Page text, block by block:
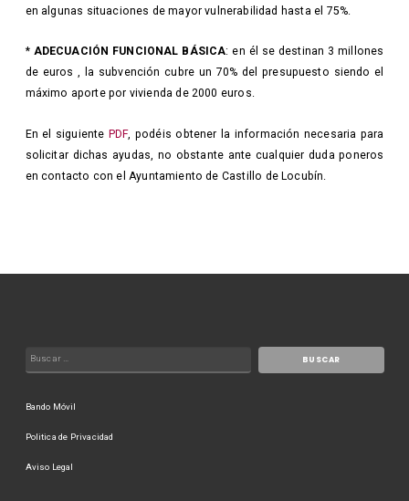
en algunas situaciones de mayor vulnerabilidad hasta el 75%.
*ADECUACIÓN FUNCIONAL BÁSICA: en él se destinan 3 millones
de euros , la subvención cubre un 70% del presupuesto siendo el
máximo aporte por vivienda de 2000 euros.
En el siguiente PDF, podéis obtener la información necesaria para
solicitar dichas ayudas, no obstante ante cualquier duda poneros
en contacto con el Ayuntamiento de Castillo de Locubín.
Bando Móvil
Politica de Privacidad
Aviso Legal